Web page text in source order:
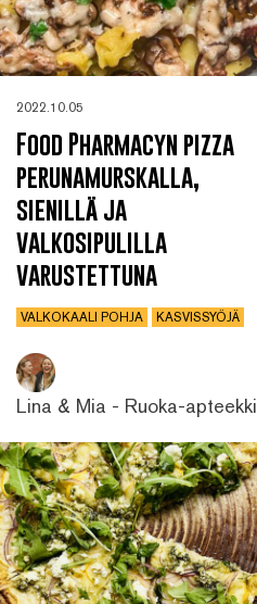
2022.10.05
Food Pharmacyn pizza
perunamurskalla,
sienillä ja
valkosipulilla
varustettuna
VALKOKAALI POHJA KASVISSYÖJÄ
Lina & Mia - Ruoka-apteekki